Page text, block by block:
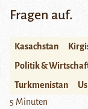
Fragen auf.
Kasachstan
Politik &
Turkmenistan
5 Minuten